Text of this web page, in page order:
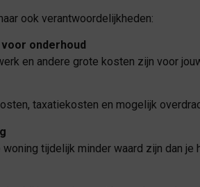
ook verantwoordelijkheden:
onderhoud
en andere grote kosten zijn voor
taxatiekosten en mogelijk
woning tijdelijk minder waard zijn dan